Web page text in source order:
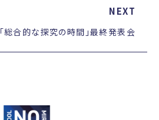
NEXT
「総合的な探究の時間」最終発表会